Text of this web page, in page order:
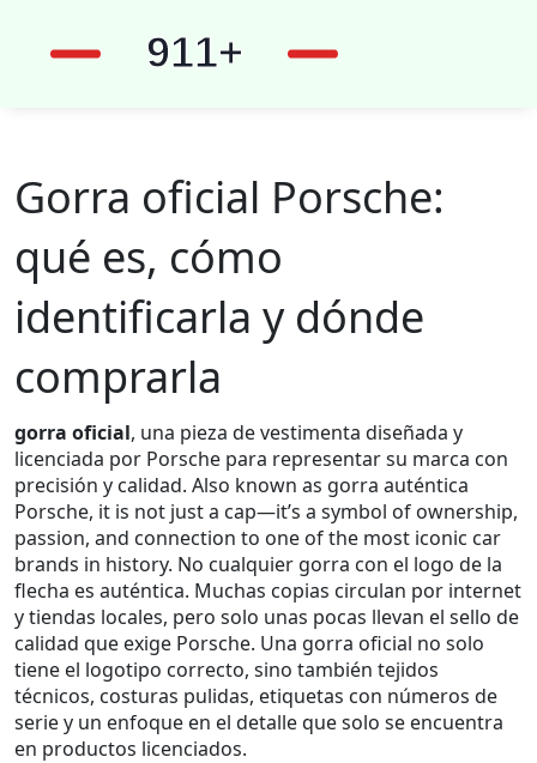
Gorra oficial Porsche:
qué es, cómo
identificarla y dónde
comprarla
gorra oficial, una pieza de vestimenta diseñada y
licenciada por Porsche para representar su marca con
precisión y calidad. Also known as gorra auténtica
Porsche, it is not just a cap—it’s a symbol of ownership,
passion, and connection to one of the most iconic car
brands in history. No cualquier gorra con el logo de la
flecha es auténtica. Muchas copias circulan por internet
y tiendas locales, pero solo unas pocas llevan el sello de
calidad que exige Porsche. Una gorra oficial no solo
tiene el logotipo correcto, sino también tejidos
técnicos, costuras pulidas, etiquetas con números de
serie y un enfoque en el detalle que solo se encuentra
en productos licenciados.